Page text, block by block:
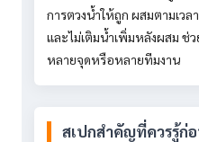
การตวงน้ำให้ถูก ผสมตามเวล
และไม่เติมน้ำเพิ่มหลังผสม ช่
หลายจุดหรือหลายทีมงาน
สเปกสำคัญที่ควรรู้ก่